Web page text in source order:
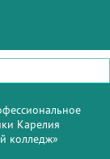
Карелия
колледж»